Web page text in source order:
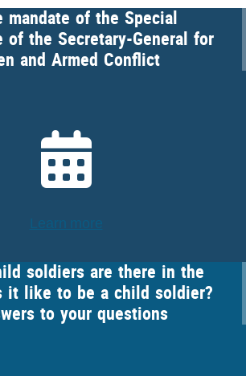
of the Special
of the Secretary-General for
and Armed Conflict.
Learn more
soldiers are there in the
it like to be a child soldier?
to your questions.